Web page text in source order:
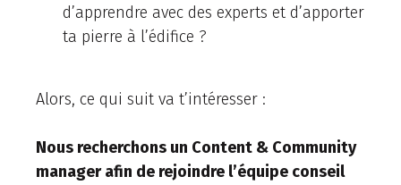
d’apprendre avec des experts et d’apporter
ta pierre à l’édifice ?
Alors, ce qui suit va t’intéresser :
Nous recherchons un Content & Community
manager afin de rejoindre l’équipe conseil